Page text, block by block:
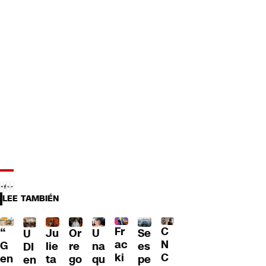
LEE TAMBIÉN
“
G
en
U
DI
en
Ju
lie
ta
Or
re
go
U
na
qu
Fr
ac
ki
Se
es
pe
C
N
C